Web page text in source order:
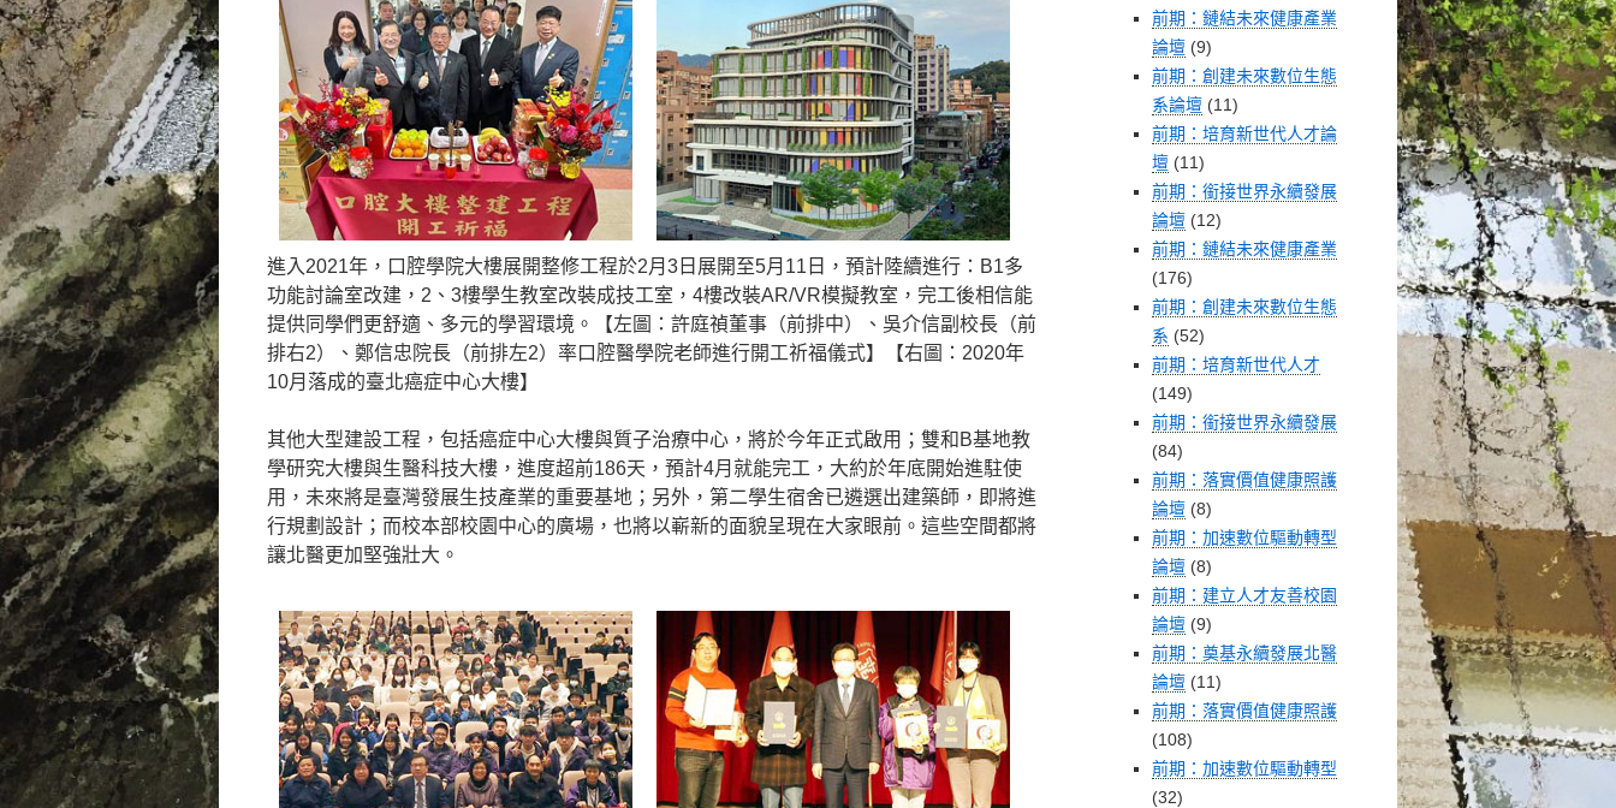
進入2021年，口腔學院大樓展開整修工程於2月3日展開至5月11日，預計陸續進行：B1多
功能討論室改建，2、3樓學生教室改裝成技工室，4樓改裝AR/VR模擬教室，完工後相信能
提供同學們更舒適、多元的學習環境。【左圖：許庭禎董事（前排中）、吳介信副校長（前
排右2）、鄭信忠院長（前排左2）率口腔醫學院老師進行開工祈福儀式】【右圖：2020年
10月落成的臺北癌症中心大樓】
其他大型建設工程，包括癌症中心大樓與質子治療中心，將於今年正式啟用；雙和B基地教
學研究大樓與生醫科技大樓，進度超前186天，預計4月就能完工，大約於年底開始進駐使
用，未來將是臺灣發展生技產業的重要基地；另外，第二學生宿舍已遴選出建築師，即將進
行規劃設計；而校本部校園中心的廣場，也將以嶄新的面貌呈現在大家眼前。這些空間都將
讓北醫更加堅強壯大。
前期：鏈結未來健康產業
論壇 (9)
前期：創建未來數位生態
系論壇 (11)
前期：培育新世代人才論
壇 (11)
前期：銜接世界永續發展
論壇 (12)
前期：鏈結未來健康產業
(176)
前期：創建未來數位生態
系 (52)
前期：培育新世代人才
(149)
前期：銜接世界永續發展
(84)
前期：落實價值健康照護
論壇 (8)
前期：加速數位驅動轉型
論壇 (8)
前期：建立人才友善校園
論壇 (9)
前期：奠基永續發展北醫
論壇 (11)
前期：落實價值健康照護
(108)
前期：加速數位驅動轉型
(32)